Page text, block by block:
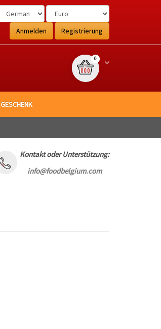
Anmelden
Registrierung
Winkelwagen
0{0} Artikel
GESCHENK
Kontakt oder Unterstützung:
info@foodbelgium.com